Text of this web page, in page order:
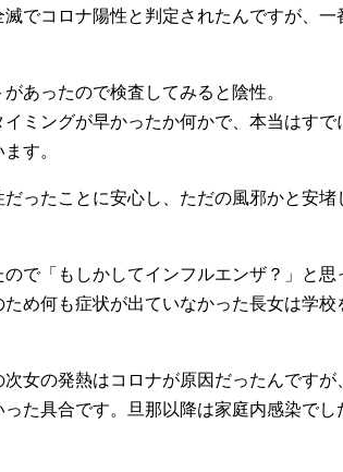
でコロナ陽性と判定されたんですが、
あったので検査してみると陰性。
ミングが早かったか何かで、本当はす
す。
ったことに安心し、ただの風邪かと安
で「もしかしてインフルエンザ？」と思
ため何も症状が出ていなかった長女は学
次女の発熱はコロナが原因だったんです
た具合です。旦那以降は家庭内感染でし